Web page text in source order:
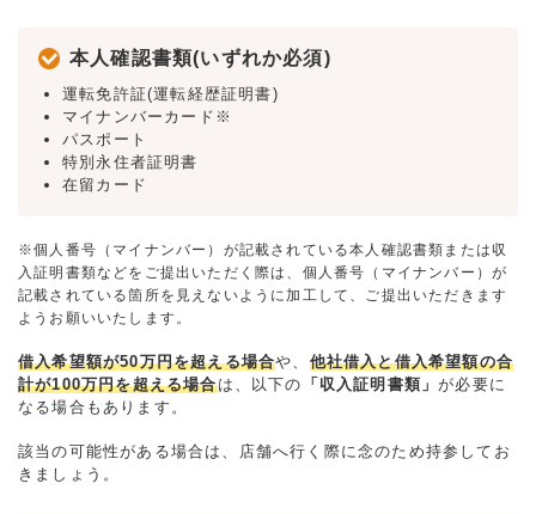
本人確認書類(いずれか必須)
運転免許証(運転経歴証明書)
マイナンバーカード※
パスポート
特別永住者証明書
在留カード
※個人番号（マイナンバー）が記載されている本人確認書類または収
入証明書類などをご提出いただく際は、個人番号（マイナンバー）が
記載されている箇所を見えないように加工して、ご提出いただきます
ようお願いいたします。
借入希望額が50万円を超える場合や、 他社借入と借入希望額の合
計が100万円を超える場合は、以下の 「収入証明書類」が必要に
なる場合もあります。
該当の可能性がある場合は、店舗へ行く際に念のため持参してお
きましょう。